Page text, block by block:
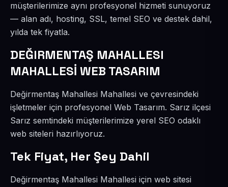
müşterilerimize aynı profesyonel hizmeti sunuyoruz
— alan adı, hosting, SSL, temel SEO ve destek dahil,
yılda tek fiyatla.
DEĞIRMENTAŞ MAHALLESI
MAHALLESİ WEB TASARIM
Değirmentaş Mahallesi Mahallesi ve çevresindeki
işletmeler için profesyonel Web Tasarım. Sarız ilçesi
Sarız semtindeki müşterilerimize yerel SEO odaklı
web siteleri hazırlıyoruz.
Tek Fiyat, Her Şey Dahil
Değirmentaş Mahallesi Mahallesi için web sitesi